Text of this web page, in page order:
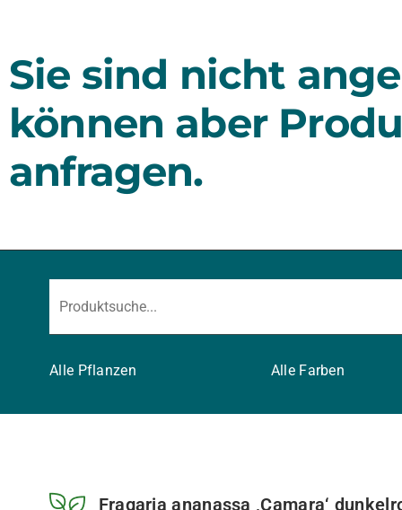
Sie sind nicht
können aber
anfragen.
Alle Pflanzen Alle Farben
Fragaria ananassa ‚Camara‘